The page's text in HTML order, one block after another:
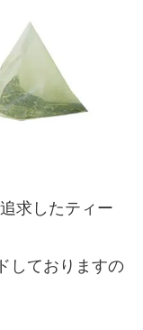
求したティー
しておりますの